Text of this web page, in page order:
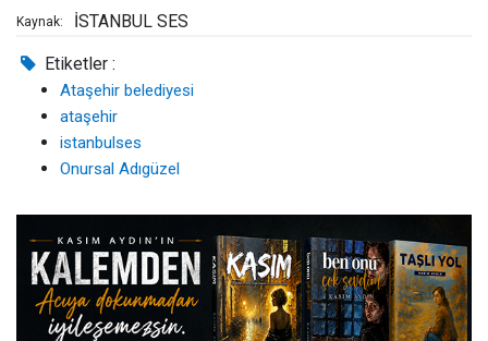
Kaynak: İSTANBUL SES
Etiketler :
Ataşehir belediyesi
ataşehir
istanbulses
Onursal Adıgüzel